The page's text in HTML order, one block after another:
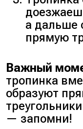
а дальше
прямую
Важный
тропинка
образуют
— запомни!